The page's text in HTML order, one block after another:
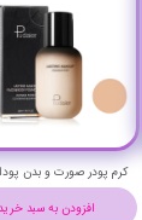
افزودن به سبد